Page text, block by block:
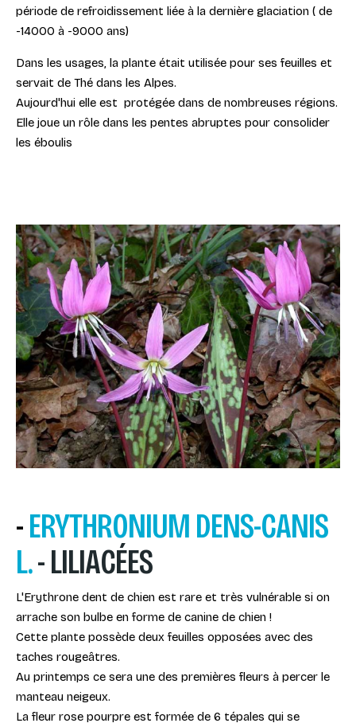
période de refroidissement liée à la dernière glaciation ( de
-14000 à -9000 ans)
Dans les usages, la plante était utilisée pour ses feuilles et
servait de Thé dans les Alpes.
Aujourd'hui elle est protégée dans de nombreuses régions.
Elle joue un rôle dans les pentes abruptes pour consolider
les éboulis
-ERYTHRONIUM DENS-CANIS
L.-LILIACÉES
L'Erythrone dent de chien est rare et très vulnérable si on
arrache son bulbe en forme de canine de chien !
Cette plante possède deux feuilles opposées avec des
taches rougeâtres.
Au printemps ce sera une des premières fleurs à percer le
manteau neigeux.
La fleur rose pourpre est formée de 6 tépales qui se